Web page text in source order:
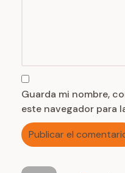
Guarda mi nombre,
este navegador para